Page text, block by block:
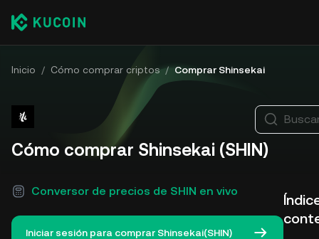
Inicio / Cómo comprar criptos / Comprar Shinsekai
Cómo comprar Shinsekai (SHIN)
Conversor de precios de SHIN en vivo
Iniciar sesión para comprar Shinsekai(SHIN)